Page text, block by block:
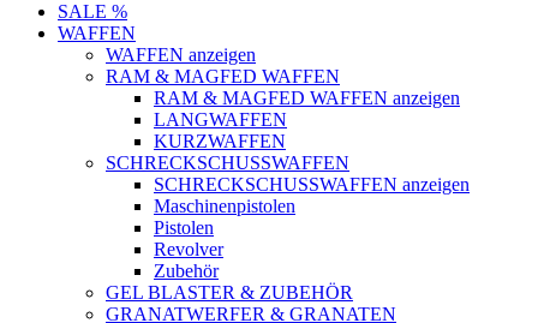
SALE %
WAFFEN
WAFFEN anzeigen
RAM & MAGFED WAFFEN
RAM & MAGFED WAFFEN anzeigen
LANGWAFFEN
KURZWAFFEN
SCHRECKSCHUSSWAFFEN
SCHRECKSCHUSSWAFFEN anzeigen
Maschinenpistolen
Pistolen
Revolver
Zubehör
GEL BLASTER & ZUBEHÖR
GRANATWERFER & GRANATEN